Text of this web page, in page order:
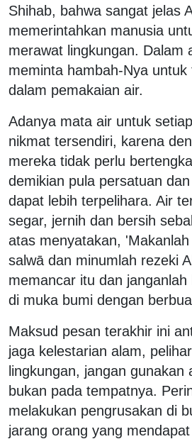
Shihab, bahwa sangat jelas
memerintahkan manusia
merawat lingkungan. Dalam
meminta hambah-Nya untuk
dalam pemakaian air.
Adanya mata air untuk
nikmat tersendiri, karena
mereka tidak perlu
demikian pula persatuan
dapat lebih terpelihara. Air
segar, jernih dan bersih
atas menyatakan,
salwā dan minumlah rezeki
memancar itu dan
di muka bumi dengan
Maksud pesan terakhir ini
jaga kelestarian alam,
lingkungan, jangan gunakan
bukan pada tempatnya.
melakukan pengrusakan di
jarang orang yang